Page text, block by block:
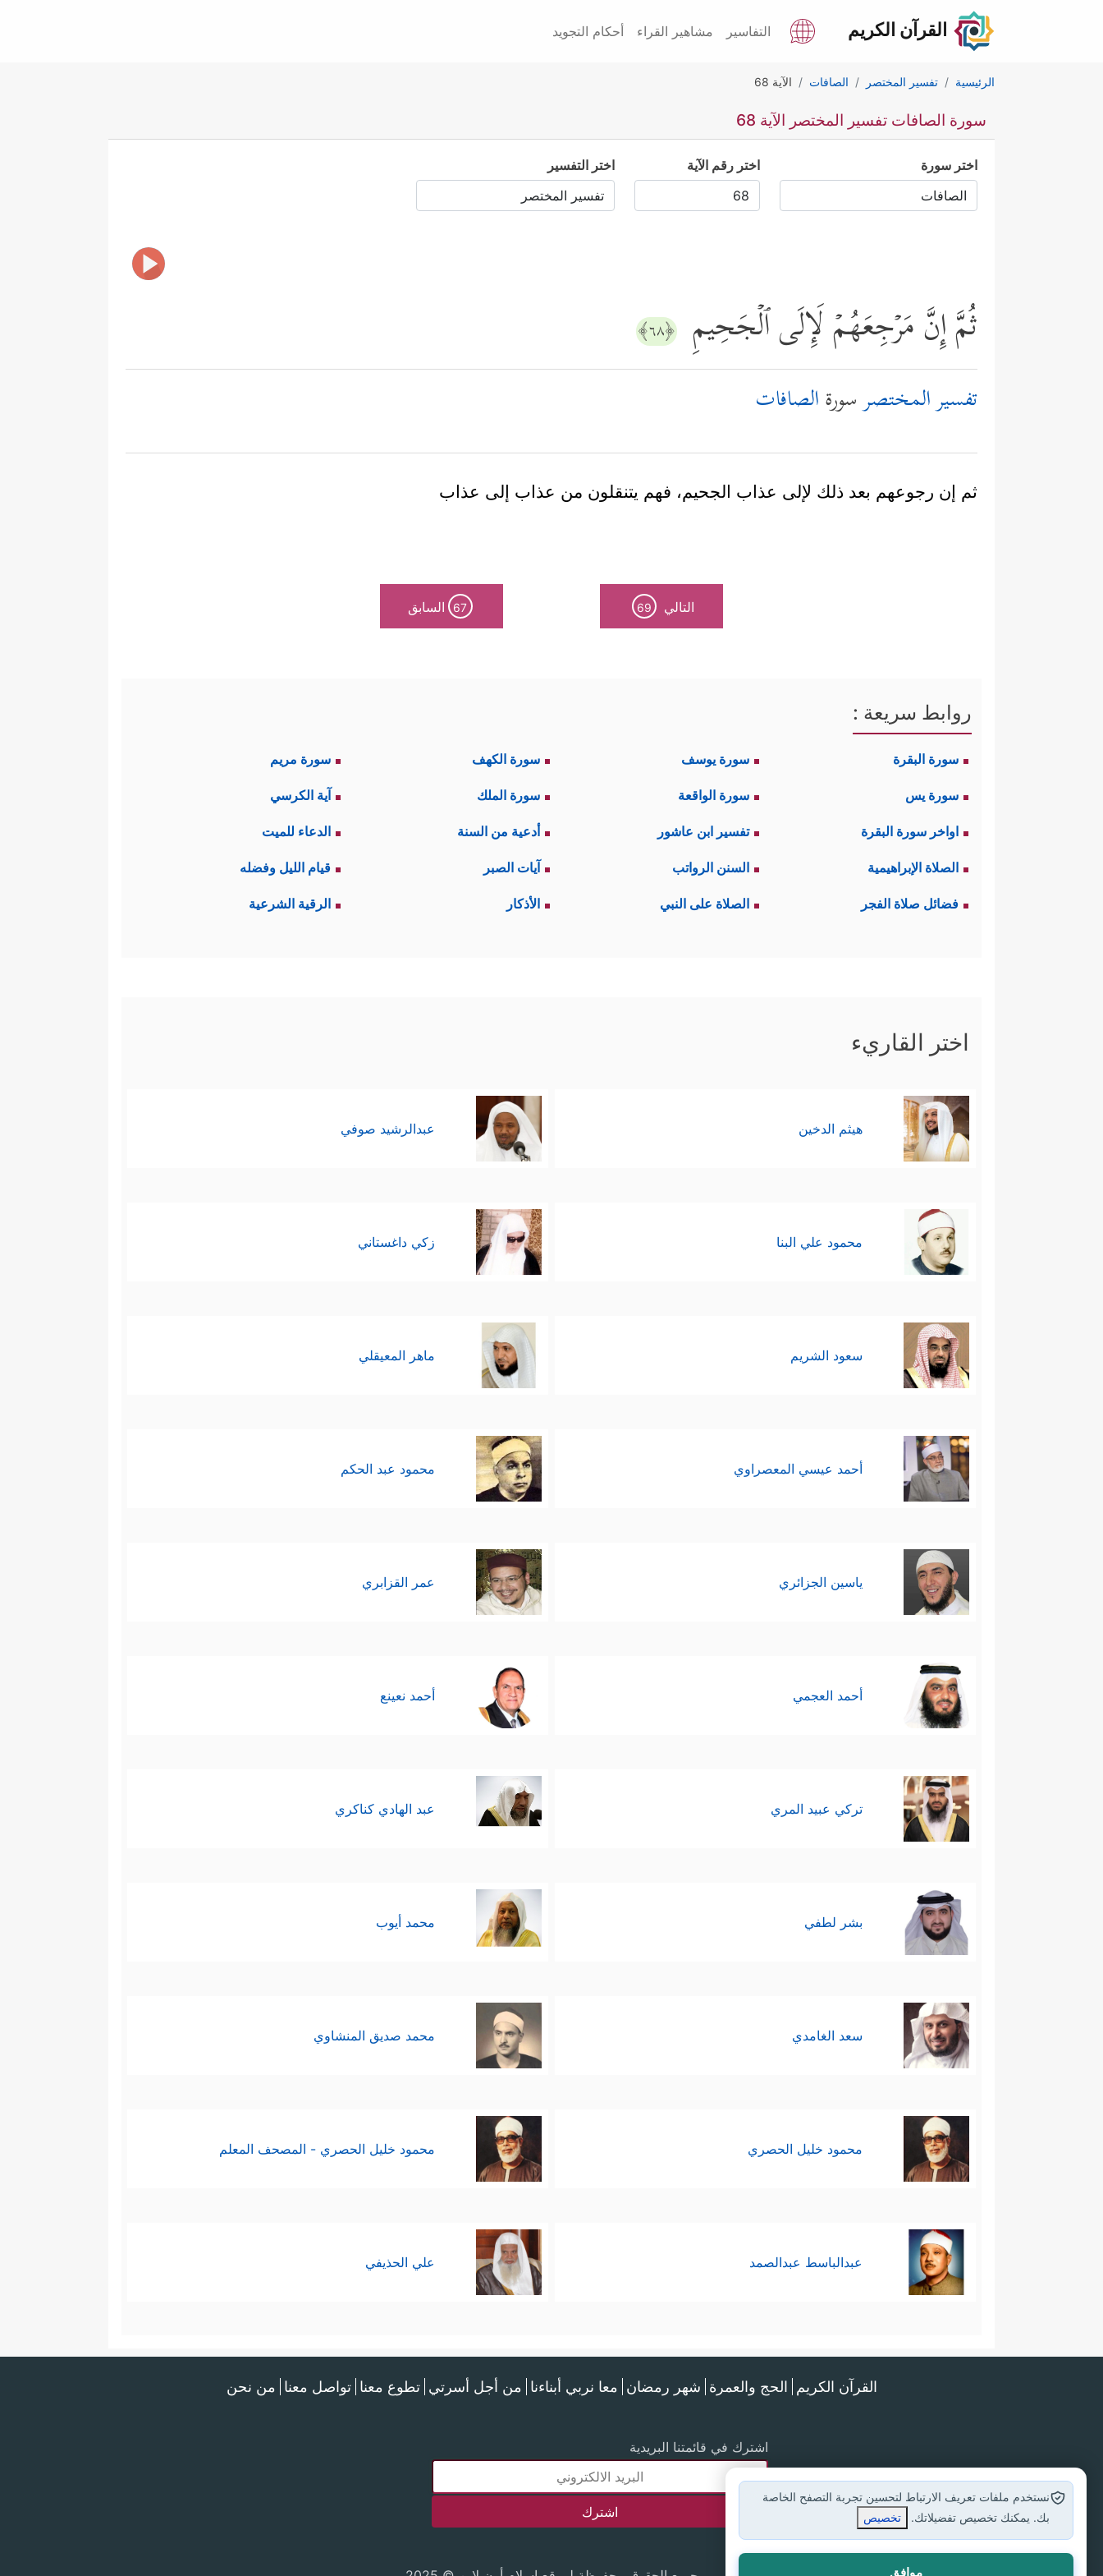
القرآن الكريم التفاسير مشاهير القراء أحكام التجويد
الرئيسية تفسير المختصر الصافات الآية 68
سورة الصافات تفسير المختصر الآية 68
اختر سورة اختر رقم الآية اختر التفسير
ثُمَّ إِنَّ مَرۡجِعَهُمۡ لَإِلَى ٱلۡجَحِیمِ ﴿٦٨﴾
تفسير المختصرسورةالصافات
ثم إن رجوعهم بعد ذلك لإلى عذاب الجحيم، فهم يتنقلون من عذاب إلى عذاب
التالي 69
67 السابق
روابط سريعة :
سورة البقرة سورة يوسف سورة الكهف سورة مريم
سورة يس سورة الواقعة سورة الملك آية الكرسي
اواخر سورة البقرة تفسير ابن عاشور أدعية من السنة الدعاء للميت
الصلاة الإبراهيمية السنن الرواتب آيات الصبر قيام الليل وفضله
فضائل صلاة الفجر الصلاة على النبي الأذكار الرقية الشرعية
اختر القاريء
هيثم الدخين عبدالرشيد صوفي
محمود علي البنا زكي داغستاني
سعود الشريم ماهر المعيقلي
أحمد عيسي المعصراوي محمود عبد الحكم
ياسين الجزائري عمر القزابري
أحمد العجمي أحمد نعينع
تركي عبيد المري عبد الهادي كناكري
بشر لطفي محمد أيوب
سعد الغامدي محمد صديق المنشاوي
محمود خليل الحصري محمود خليل الحصري - المصحف المعلم
عبدالباسط عبدالصمد علي الحذيفي
القرآن الكريم الحج والعمرة شهر رمضان معا نربي أبناءنا من أجل أسرتي تطوع معنا تواصل معنا من نحن
اشترك في قائمتنا البريدية
نستخدم ملفات تعريف الارتباط لتحسين تجربة التصفح الخاصة
بك. يمكنك تخصيص تفضيلاتك.
تخصيص
موافق